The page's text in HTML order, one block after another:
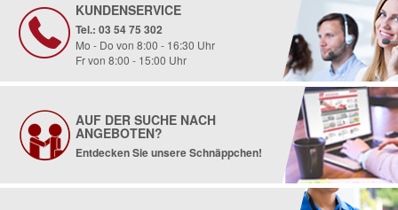
KUNDENSERVICE
Tel.: 03 54 75 302
Mo - Do von 8:00 - 16:30 Uhr
Fr von 8:00 - 15:00 Uhr
AUF DER SUCHE NACH
ANGEBOTEN?
Entdecken Sie unsere Schnäppchen!